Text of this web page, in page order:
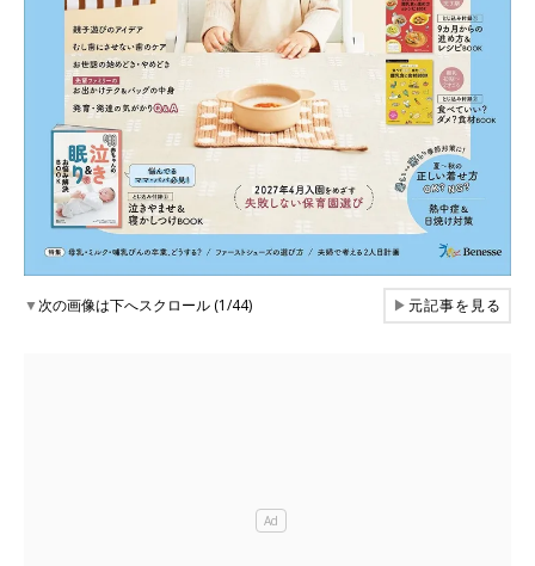
▼次の画像は下へスクロール (1/44) ▶元記事を見る